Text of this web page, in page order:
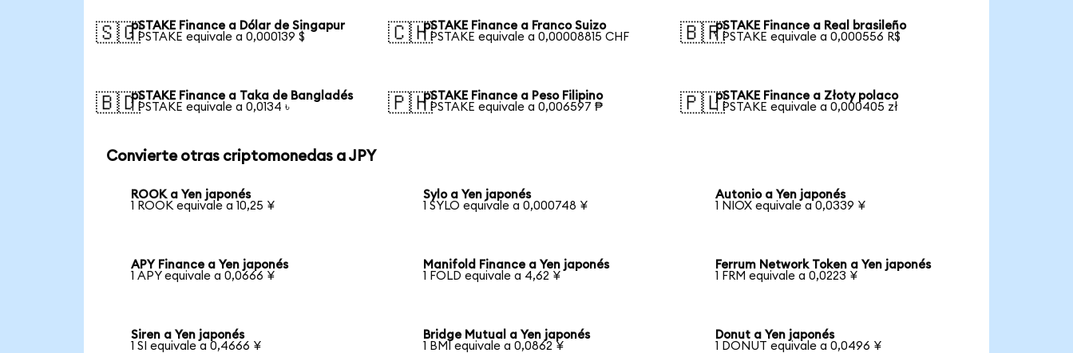
🇸🇬pSTAKE Finance a Dólar de Singapur
1 PSTAKE equivale a 0,000139 $
🇨🇭pSTAKE Finance a Franco Suizo
1 PSTAKE equivale a 0,00008815 CHF
🇧🇷pSTAKE Finance a Real brasileño
1 PSTAKE equivale a 0,000556 R$
🇧🇩pSTAKE Finance a Taka de Bangladés
1 PSTAKE equivale a 0,0134 ৳
🇵🇭pSTAKE Finance a Peso Filipino
1 PSTAKE equivale a 0,006597 ₱
🇵🇱pSTAKE Finance a Złoty polaco
1 PSTAKE equivale a 0,000405 zł
Convierte otras criptomonedas a JPY
ROOK a Yen japonés
1 ROOK equivale a 10,25 ¥
Sylo a Yen japonés
1 SYLO equivale a 0,000748 ¥
Autonio a Yen japonés
1 NIOX equivale a 0,0339 ¥
APY Finance a Yen japonés
1 APY equivale a 0,0666 ¥
Manifold Finance a Yen japonés
1 FOLD equivale a 4,62 ¥
Ferrum Network Token a Yen japonés
1 FRM equivale a 0,0223 ¥
Siren a Yen japonés
1 SI equivale a 0,4666 ¥
Bridge Mutual a Yen japonés
1 BMI equivale a 0,0862 ¥
Donut a Yen japonés
1 DONUT equivale a 0,0496 ¥